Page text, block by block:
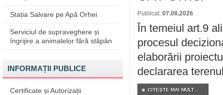
Stația Salvare pe Apă Orhei
Serviciul de supraveghere și
îngrijire a animalelor fără stăpân
INFORMAȚII PUBLICE
Certificate și Autorizații
Publicat: 07.08.2026
În temeiul art.9
procesul
elaborării
declararea
CITEŞTE MAI MULT...